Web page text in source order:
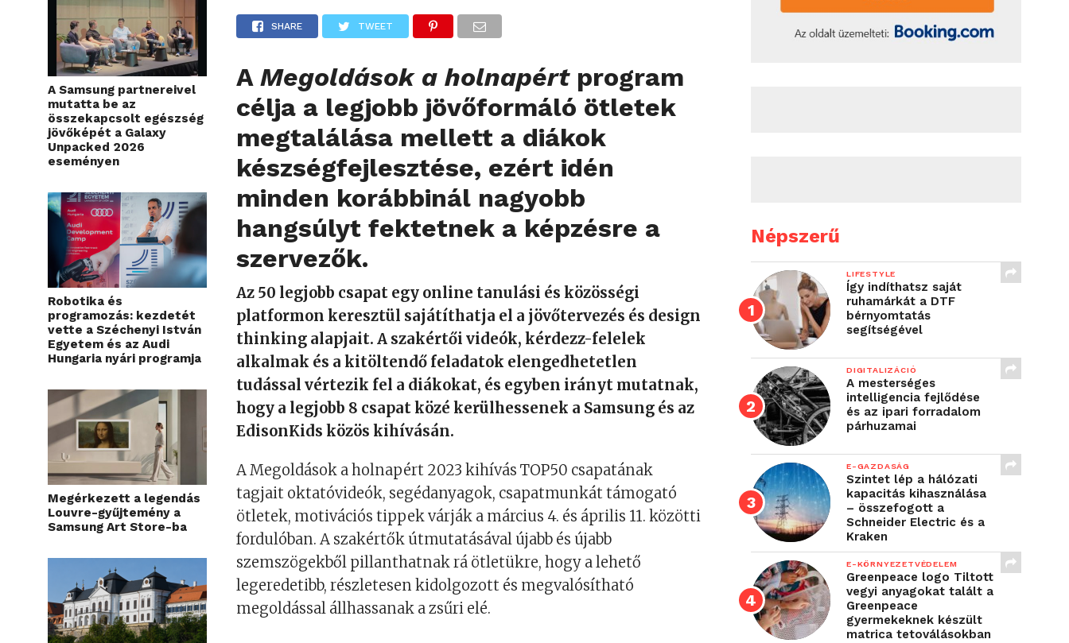
A Samsung partnereivel
mutatta be az
összekapcsolt egészség
jövőképét a Galaxy
Unpacked 2026
eseményen
Robotika és
programozás: kezdetét
vette a Széchenyi István
Egyetem és az Audi
Hungaria nyári programja
Megérkezett a legendás
Louvre-gyűjtemény a
Samsung Art Store-ba
SHARE TWEET
AMegoldások a holnapértprogram
célja a legjobb jövőformáló ötletek
megtalálása mellett a diákok
készségfejlesztése, ezért idén
minden korábbinál nagyobb
hangsúlyt fektetnek a képzésre a
szervezők.
Az 50 legjobb csapat egy online tanulási és közösségi
platformon keresztül sajátíthatja el a jövőtervezés és design
thinking alapjait. A szakértői videók, kérdezz-felelek
alkalmak és a kitöltendő feladatok elengedhetetlen
tudással vértezik fel a diákokat, és egyben irányt mutatnak,
hogy a legjobb 8 csapat közé kerülhessenek a Samsung és az
EdisonKids közös kihívásán.
A Megoldások a holnapért 2023 kihívás TOP50 csapatának
tagjait oktatóvideók, segédanyagok, csapatmunkát támogató
ötletek, motivációs tippek várják a március 4. és április 11. közötti
fordulóban. A szakértők útmutatásával újabb és újabb
szemszögekből pillanthatnak rá ötletükre, hogy a lehető
legeredetibb, részletesen kidolgozott és megvalósítható
megoldással állhassanak a zsűri elé.
Népszerű
LIFESTYLE
Így indíthatsz saját
ruhamárkát a DTF
bérnyomtatás
segítségével
DIGITALIZÁCIÓ
A mesterséges
intelligencia fejlődése
és az ipari forradalom
párhuzamai
E-GAZDASÁG
Szintet lép a hálózati
kapacitás kihasználása
– összefogott a
Schneider Electric és a
Kraken
E-KÖRNYEZETVÉDELEM
Greenpeace logo Tiltott
vegyi anyagokat talált a
Greenpeace
gyermekeknek készült
matrica tetoválásokban